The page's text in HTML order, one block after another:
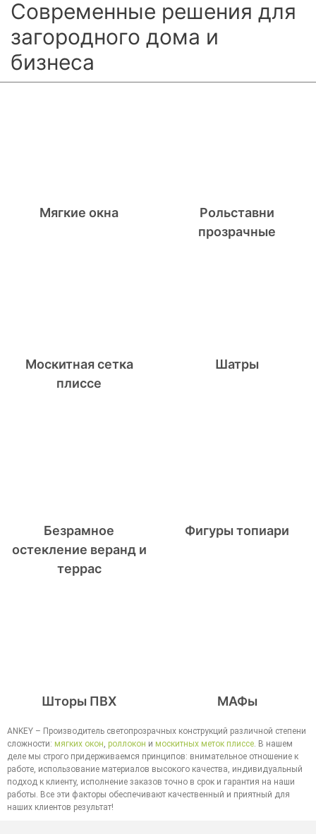
Современные решения для
загородного дома и
бизнеса
Мягкие окна
Рольставни
прозрачные
Москитная сетка
плиссе
Шатры
Безрамное
остекление веранд и
террас
Фигуры топиари
Шторы ПВХ МАФы
ANKEY – Производитель светопрозрачных конструкций различной степени
сложности: мягких окон, роллокон и москитных меток плиссе. В нашем
деле мы строго придерживаемся принципов: внимательное отношение к
работе, использование материалов высокого качества, индивидуальный
подход к клиенту, исполнение заказов точно в срок и гарантия на наши
работы. Все эти факторы обеспечивают качественный и приятный для
наших клиентов результат!